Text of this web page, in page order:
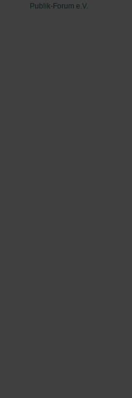
Publik-Forum e.V.